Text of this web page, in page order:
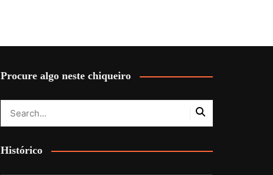
Procure algo neste chiqueiro
Histórico